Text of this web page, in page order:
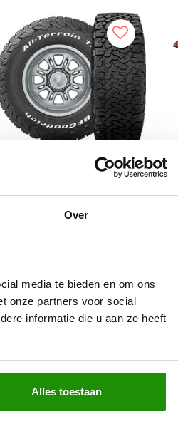
Over
media te bieden en om ons
onze partners voor social
informatie die u aan ze heeft
Alles toestaan
3PMSF RWL